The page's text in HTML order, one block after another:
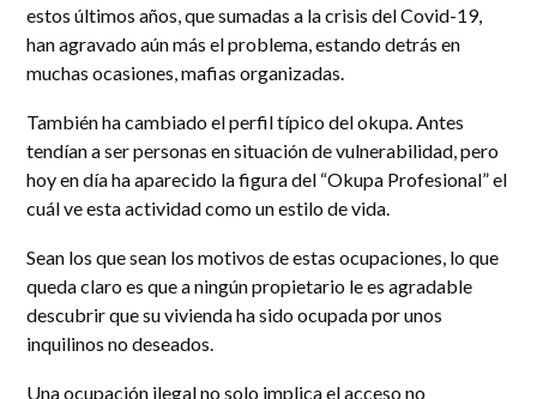
estos últimos años, que sumadas a la crisis del Covid-19,
han agravado aún más el problema, estando detrás en
muchas ocasiones, mafias organizadas.
También ha cambiado el perfil típico del okupa. Antes
tendían a ser personas en situación de vulnerabilidad, pero
hoy en día ha aparecido la figura del “Okupa Profesional” el
cuál ve esta actividad como un estilo de vida.
Sean los que sean los motivos de estas ocupaciones, lo que
queda claro es que a ningún propietario le es agradable
descubrir que su vivienda ha sido ocupada por unos
inquilinos no deseados.
Una ocupación ilegal no solo implica el acceso no